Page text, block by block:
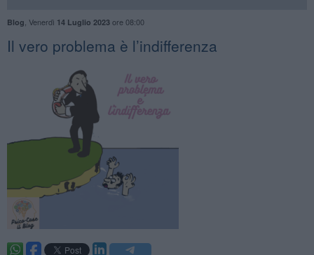
Blog Venerdì 14 Luglio 2023ore 08:00
​Il vero problema è l’indifferenza